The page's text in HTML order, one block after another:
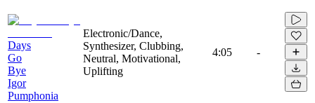
Days
Go
Bye
Igor
Pumphonia
Electronic/Dance,
Synthesizer, Clubbing,
Neutral, Motivational,
Uplifting
4:05 -